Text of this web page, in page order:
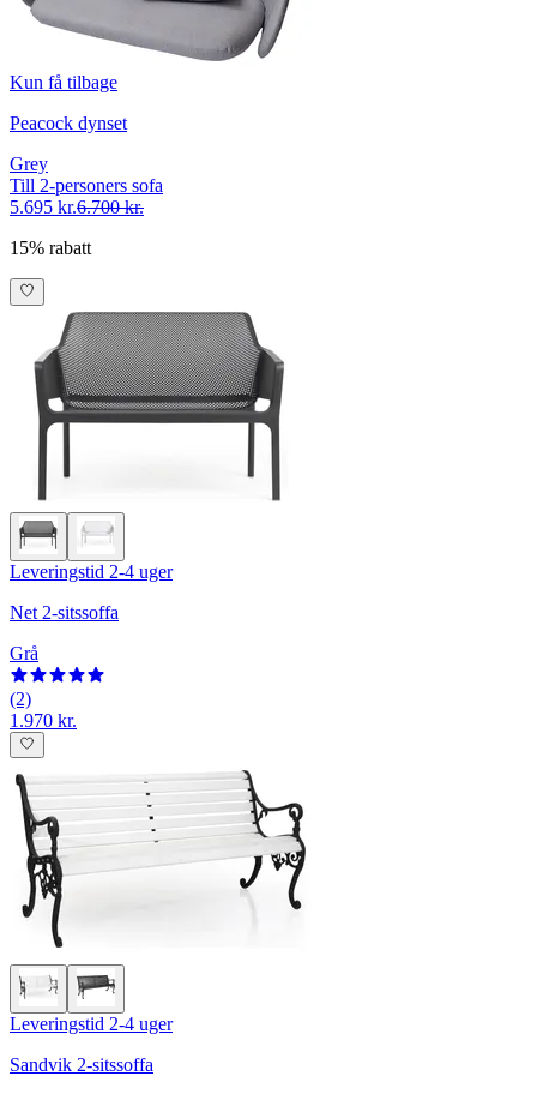
Kun få tilbage
Peacock dynset
Grey
Till 2-personers sofa
5.695 kr.6.700 kr.
15% rabatt
Leveringstid 2-4 uger
Net 2-sitssoffa
Grå
(2)
1.970 kr.
Leveringstid 2-4 uger
Sandvik 2-sitssoffa